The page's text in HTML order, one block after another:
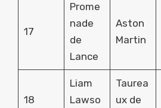
17
Prome
nade
de
Lance
Aston
Martin
18
Liam
Lawso
Taurea
ux de